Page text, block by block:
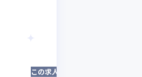
この求人は募集終了しました